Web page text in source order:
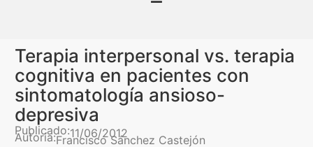
Presentación
De interés
Contenidos Psicoevidencias
Terapia interpersonal vs. terapia
cognitiva en pacientes con
sintomatología ansioso-
depresiva
Publicado:11/06/2012
Autoría:Francisco Sánchez Castejón